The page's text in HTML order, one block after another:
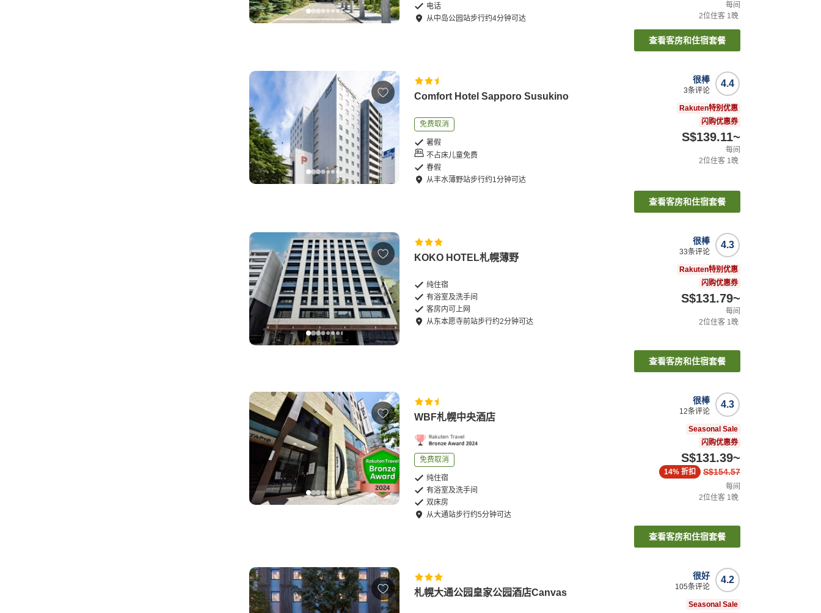
电话
从中岛公园站步行约4分钟可达
每间
2位住客 1晚
查看客房和住宿套餐
Comfort Hotel Sapporo Susukino
免费取消
暑假
不占床儿童免费
春假
从丰水薄野站步行约1分钟可达
4.4
很棒
3条评论
Rakuten特别优惠
闪购优惠券
S$139.11~
每间
2位住客 1晚
查看客房和住宿套餐
KOKO HOTEL札幌薄野
纯住宿
有浴室及洗手间
客房内可上网
从东本愿寺前站步行约2分钟可达
4.3
很棒
33条评论
Rakuten特别优惠
闪购优惠券
S$131.79~
每间
2位住客 1晚
查看客房和住宿套餐
WBF札幌中央酒店
免费取消
纯住宿
有浴室及洗手间
双床房
从大通站步行约5分钟可达
4.3
很棒
12条评论
Seasonal Sale
闪购优惠券
S$131.39~
S$154.57
14% 折扣
每间
2位住客 1晚
查看客房和住宿套餐
札幌大通公园皇家公园酒店Canvas
4.2
很好
105条评论
Seasonal Sale